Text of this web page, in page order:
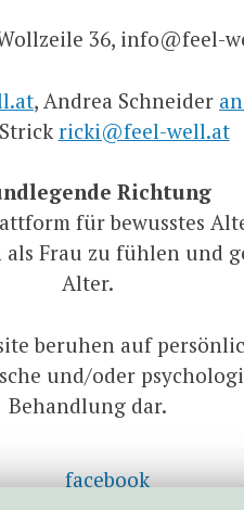
36, info@feel-
, Andrea Schneider
ricki@feel-well.at
Richtung
für bewusstes
Frau zu fühlen und
Alter.
beruhen auf
und/oder
Behandlung dar.
facebook